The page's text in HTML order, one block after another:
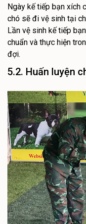
Ngày kế tiếp bạn xích
chó sẽ đi vệ sinh tại
Lần vệ sinh kế tiếp
chuẩn và thực hiện
đợi.
5.2. Huấn luyện